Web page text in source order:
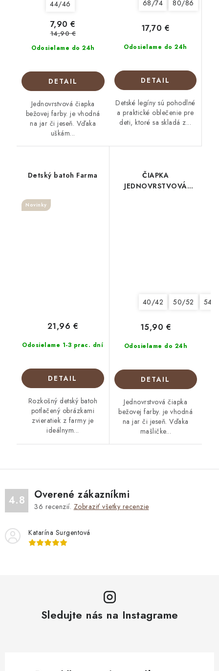
44/46
Odosielame do 24h
7,90 €
14,90 €
DETAIL
Jednovrstvová čiapka
bežovej farby. je vhodná
na jar či jeseň. Vďaka
uškám...
68/74 80/86
Odosielame do 24h
17,70 €
DETAIL
Detské legíny sú pohodlné
a praktické oblečenie pre
deti, ktoré sa skladá z...
Detský batoh Farma
Novinky
Odosielame 1-3 prac. dní
21,96 €
DETAIL
Rozkošný detský batoh
potlačený obrázkami
zvieratiek z farmy je
ideálnym...
ČIAPKA
JEDNOVRSTVOVÁ
40/42 50/52 54/
Odosielame do 24h
15,90 €
DETAIL
Jednovrstvová čiapka
bežovej farby. je vhodná
na jar či jeseň. Vďaka
mašličke...
4.8 Overené zákazníkmi
36 recenzií. Zobraziť všetky recenzie
Katarína Surgentová
Sledujte nás na Instagrame